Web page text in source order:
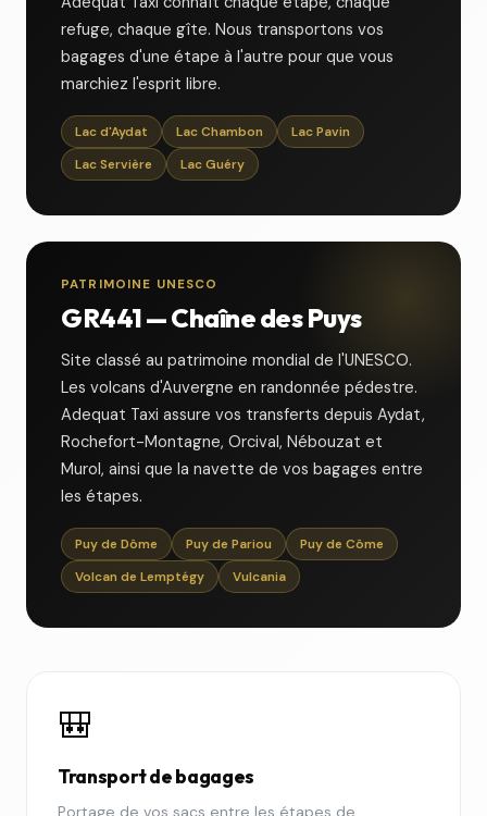
refuge, chaque gîte. Nous transportons vos
bagages d'une étape à l'autre pour que vous
marchiez l'esprit libre.
Lac d'Aydat Lac Chambon
Lac Pavin
Lac Servière
Lac Guéry
PATRIMOINE UNESCO
GR441 — Chaîne des Puys
Site classé au patrimoine mondial de l'UNESCO.
Les volcans d'Auvergne en randonnée pédestre.
Adequat Taxi assure vos transferts depuis Aydat,
Rochefort-Montagne, Orcival, Nébouzat et
Murol, ainsi que la navette de vos bagages entre
les étapes.
Puy de Dôme Puy de Pariou
Puy de Côme
Volcan de Lemptégy
Vulcania
🎒
Transport de bagages
Portage de vos sacs entre les étapes de